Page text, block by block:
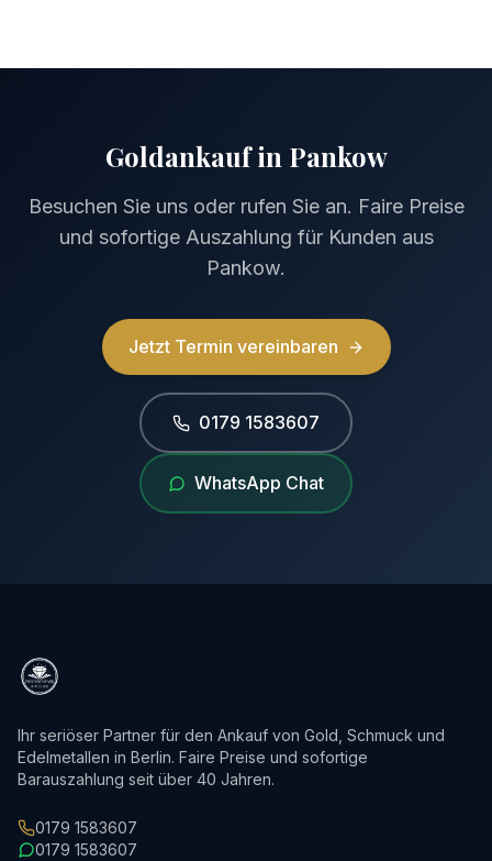
Goldankauf in Pankow
Besuchen Sie uns oder rufen Sie an. Faire Preise
und sofortige Auszahlung für Kunden aus
Pankow.
Jetzt Termin vereinbaren
0179 1583607
WhatsApp Chat
Ihr seriöser Partner für den Ankauf von Gold, Schmuck und
Edelmetallen in Berlin. Faire Preise und sofortige
Barauszahlung seit über 40 Jahren.
0179 1583607
0179 1583607